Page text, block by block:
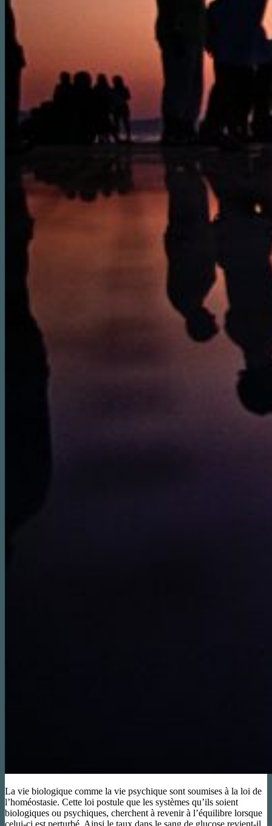
La vie biologique comme la vie psychique sont soumises à la loi de
l’homéostasie. Cette loi postule que les systèmes qu’ils soient
biologiques ou psychiques, cherchent à revenir à l’équilibre lorsque
celui-ci est perturbé. Ainsi le taux dans le sang de glucose revient-il